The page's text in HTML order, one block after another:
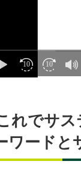
れでサ
ワード